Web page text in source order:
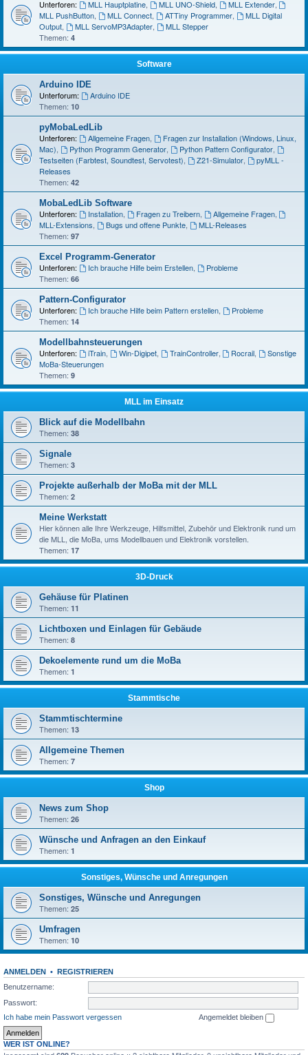
Unterforen: MLL Hauptplatine, MLL UNO-Shield, MLL Extender,
MLL PushButton
MLL Connect, ATTiny Programmer,
MLL Digital
Output
MLL ServoMP3Adapter,
MLL Stepper
Themen: 4
Software
Arduino IDE
Unterforum:
Arduino IDE
Themen: 10
pyMobaLedLib
Unterforen: Allgemeine Fragen,
Fragen zur Installation (Windows, Linux,
Mac)
Python Programm Generator, Python Pattern Configurator,
Testseiten (Farbtest, Soundtest, Servotest)
Z21-Simulator,
pyMLL -
Releases
Themen: 42
MobaLedLib Software
Unterforen: Installation, Fragen zu Treibern, Allgemeine Fragen,
MLL-Extensions
Bugs und offene Punkte,
MLL-Releases
Themen: 97
Excel Programm-Generator
Unterforen: Ich brauche Hilfe beim Erstellen,
Probleme
Themen: 66
Pattern-Configurator
Unterforen: Ich brauche Hilfe beim Pattern erstellen,
Probleme
Themen: 14
Modellbahnsteuerungen
Unterforen: iTrain, Win-Digipet, TrainController, Rocrail
Sonstige
MoBa-Steuerungen
Themen: 9
MLL im Einsatz
Blick auf die Modellbahn
Themen: 38
Signale
Themen: 3
Projekte außerhalb der MoBa mit der MLL
Themen: 2
Meine Werkstatt
Hier können alle Ihre Werkzeuge, Hilfsmittel, Zubehör und Elektronik rund um
die MLL, die MoBa, ums Modellbauen und Elektronik vorstellen.
Themen: 17
3D-Druck
Gehäuse für Platinen
Themen: 11
Lichtboxen und Einlagen für Gebäude
Themen: 8
Dekoelemente rund um die MoBa
Themen: 1
Stammtische
Stammtischtermine
Themen: 13
Allgemeine Themen
Themen: 7
Shop
News zum Shop
Themen: 26
Wünsche und Anfragen an den Einkauf
Themen: 1
Sonstiges, Wünsche und Anregungen
Sonstiges, Wünsche und Anregungen
Themen: 25
Umfragen
Themen: 10
ANMELDEN • REGISTRIEREN
Benutzername:
Passwort:
Ich habe mein Passwort vergessen
Angemeldet bleiben
WER IST ONLINE?